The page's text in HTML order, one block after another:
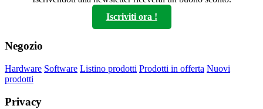
Iscriviti ora !
Negozio
Hardware Software Listino prodotti Prodotti in offerta Nuovi
prodotti
Privacy